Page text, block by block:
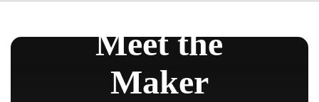
Meet the
Maker